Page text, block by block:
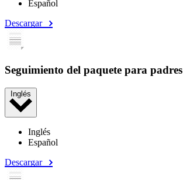
Español
Descargar
Seguimiento del paquete para padres
Inglés
Inglés
Español
Descargar